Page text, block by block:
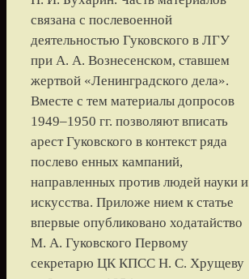
связана с послевоенной
деятельностью Гуковского в ЛГУ
при А. А. Вознесенском, ставшем
жертвой «Ленинградского дела».
Вместе с тем материалы допросов
1949–1950 гг. позволяют вписать
арест Гуковского в контекст ряда
послево енных кампаний,
направленных против людей науки и
искусства. Приложе нием к статье
впервые опубликовано ходатайство
М. А. Гуковского Первому
секретарю ЦК КПСС Н. С. Хрущеву